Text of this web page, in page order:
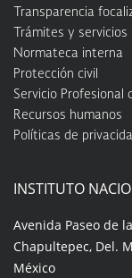
Transparencia
Trámites y servicios
Normateca interna
Protección civil
Servicio Profesional
Recursos humanos
Políticas de
INSTITUTO
Avenida Paseo de
Chapultepec, Del.
México